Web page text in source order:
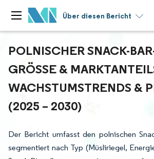
Über diesen Bericht
POLNISCHER SNACK-
GRÖSSE &
ACHSTUMSTRENDS &
2025 – 2030)
Der Bericht umfasst den polnischen
segmentiert nach Typ (Müsliriegel,